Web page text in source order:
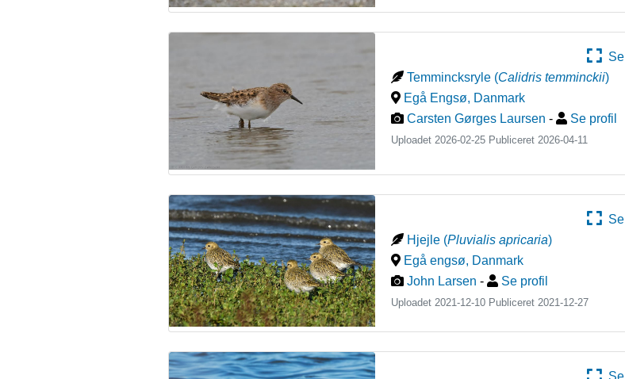
Se
Temmincksryle (Calidris temminckii)
Egå Engsø, Danmark
Carsten Gørges Laursen - Se profil
Uploadet 2026-02-25 Publiceret 2026-04-11
Se
Hjejle (Pluvialis apricaria)
Egå engsø, Danmark
John Larsen - Se profil
Uploadet 2021-12-10 Publiceret 2021-12-27